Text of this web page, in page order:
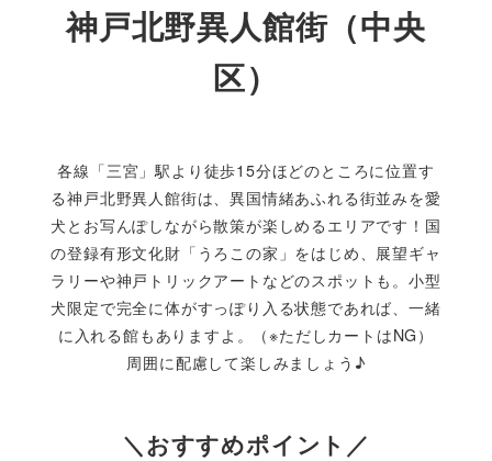
神戸北野異人館街（中央
区）
各線「三宮」駅より徒歩15分ほどのところに位置す
る神戸北野異人館街は、異国情緒あふれる街並みを愛
犬とお写んぽしながら散策が楽しめるエリアです！国
の登録有形文化財「うろこの家」をはじめ、展望ギャ
ラリーや神戸トリックアートなどのスポットも。小型
犬限定で完全に体がすっぽり入る状態であれば、一緒
に入れる館もありますよ。（※ただしカートはNG）
周囲に配慮して楽しみましょう♪
＼おすすめポイント／